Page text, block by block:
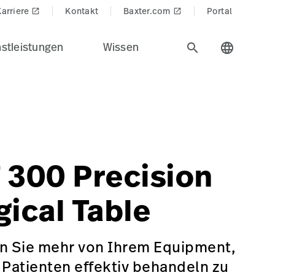
launch Kontakt Baxter.com launch Portal
Wissen search language
300 Precision
Table
Sie mehr von Ihrem Equipment,
effektiv behandeln zu